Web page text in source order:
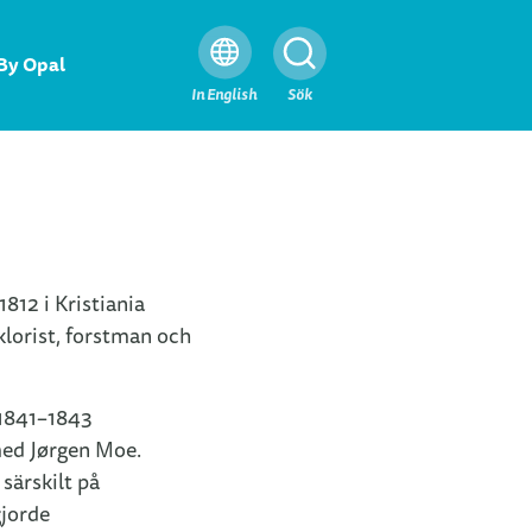
Opal
In English Sök
Stäng
i Kristiania
forstman och
Jørgen Moe.
på